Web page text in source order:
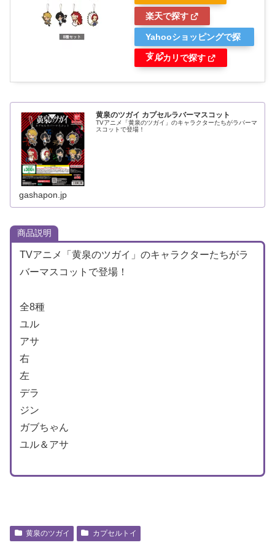
楽天で探す
Yahooショッピングで探
す
メルカリで探す
黄泉のツガイ カプセルラバーマスコット
TVアニメ「黄泉のツガイ」のキャラクターたちがラバーマ
スコットで登場！
gashapon.jp
商品説明
TVアニメ「黄泉のツガイ」のキャラクターたちがラ
バーマスコットで登場！
全8種
ユル
アサ
右
左
デラ
ジン
ガブちゃん
ユル＆アサ
黄泉のツガイ カプセルトイ